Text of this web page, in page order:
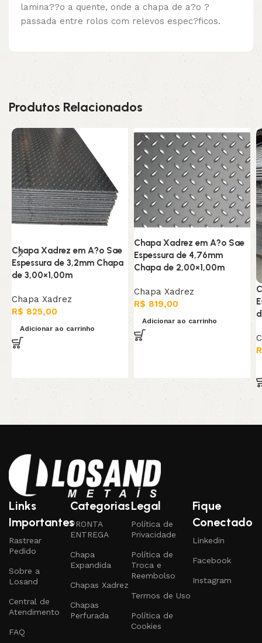
lamina??o a quente, onde a chapa de a?o ?
passada entre rolos com relevos espec?ficos.
Produtos Relacionados
Chapa Xadrez em A?o Sae
Espessura de 3,2mm Chapa
de 3,00×1,00m
Chapa Xadrez
R$ 825,00
Adicionar ao carrinho
Chapa Xadrez em A?o Sae
Espessura de 4,76mm
Chapa de 2,00×1,00m
Chapa Xadrez
R$ 819,00
Adicionar ao carrinho
Links
Importantes
Rastrear
Pedido
Sobre a
Losand
Central de
Atendimento
FAQ
Categorias
PRONTA
ENTREGA
Chapa
Expandida
Chapas Xadrez
Chapas
Perfurada
Legal
Política de
Privacidade
Política de
Troca e
Reembolso
Termos de Uso
Política de
Cookies
Fique
Conectado
Linkedin
Facebook
Instagram